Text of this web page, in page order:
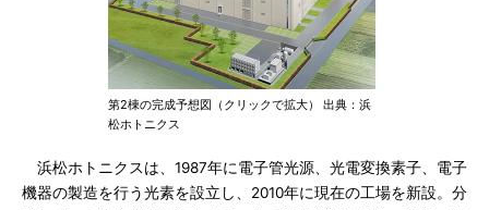
第2棟の完成予想図（クリックで拡大） 出典：浜
松ホトニクス
浜松ホトニクスは、1987年に電子管光源、光電変換素子、電子
機器の製造を行う光素を設立し、2010年に現在の工場を新設。分